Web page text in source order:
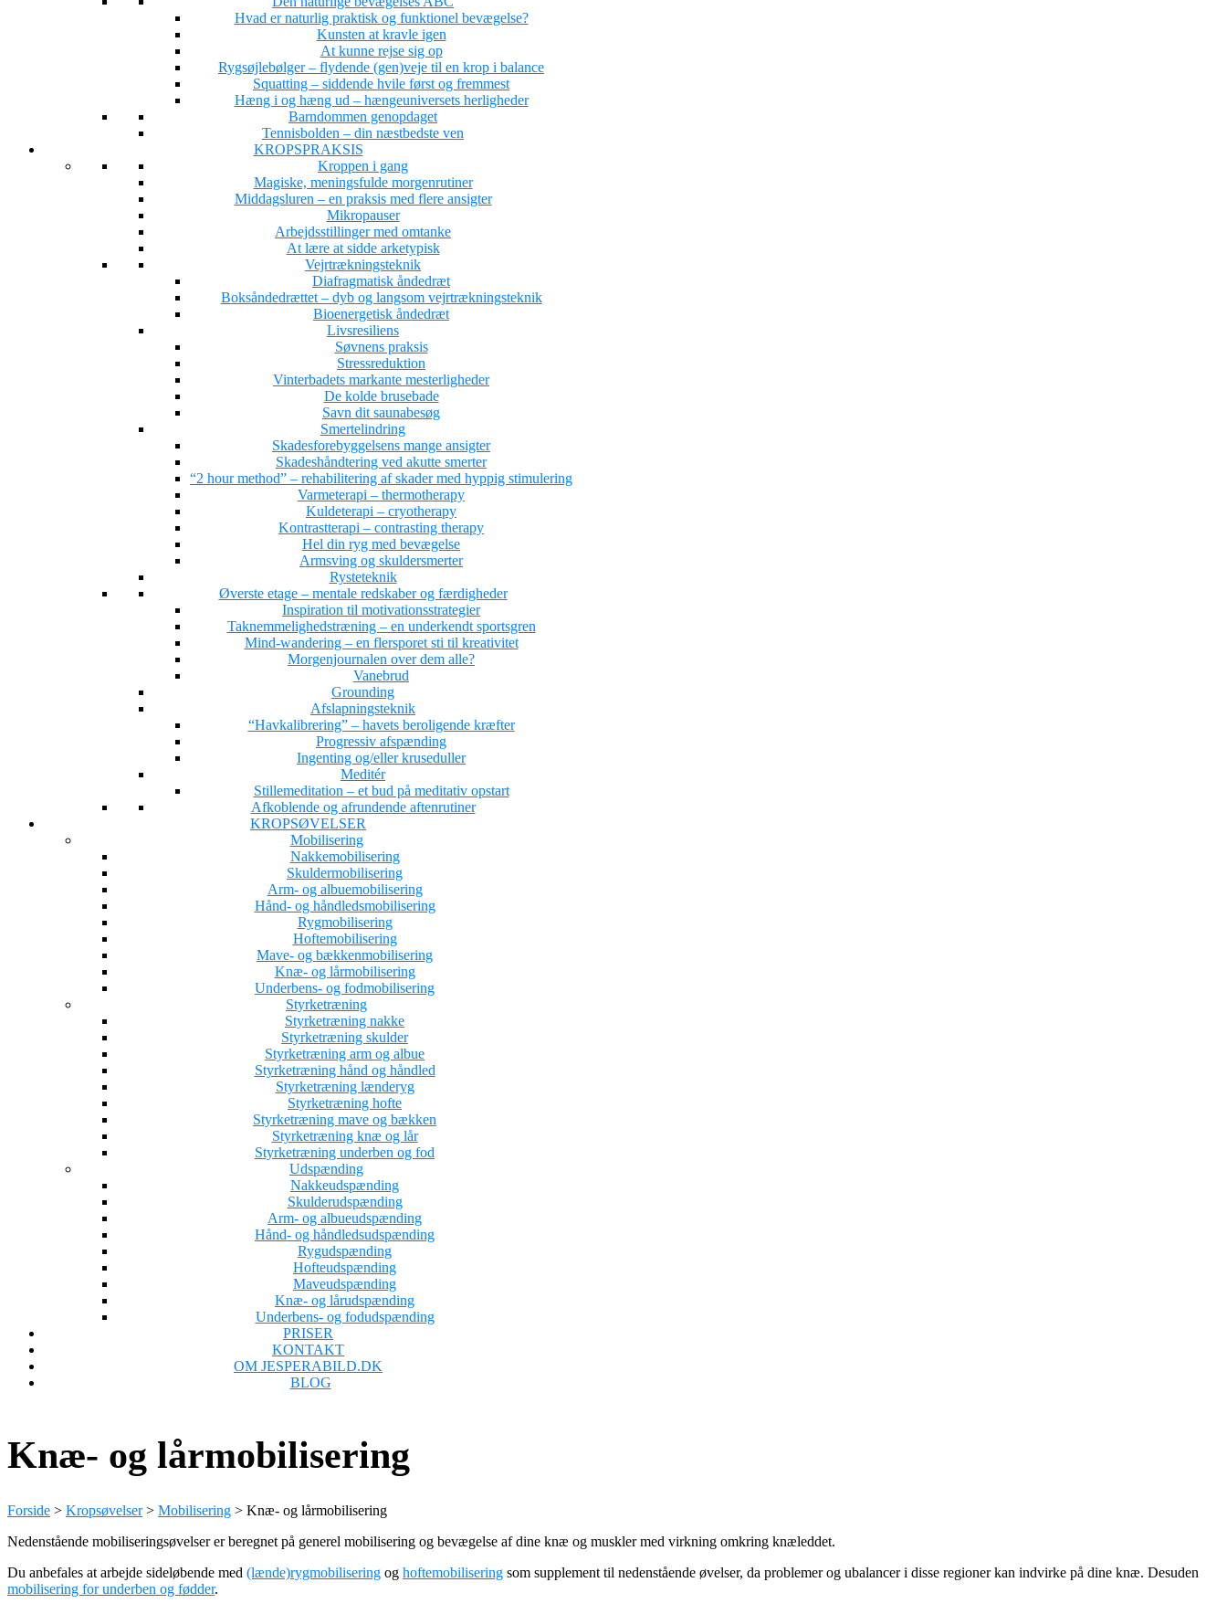
Hvad er naturlig praktisk og funktionel bevægelse?
Kunsten at kravle igen
At kunne rejse sig op
Rygsøjlebølger – flydende (gen)veje til en krop i balance
Squatting – siddende hvile først og fremmest
Hæng i og hæng ud – hængeuniversets herligheder
Barndommen genopdaget
Tennisbolden – din næstbedste ven
KROPSPRAKSIS
Kroppen i gang
Magiske, meningsfulde morgenrutiner
Middagsluren – en praksis med flere ansigter
Mikropauser
Arbejdsstillinger med omtanke
At lære at sidde arketypisk
Vejrtrækningsteknik
Diafragmatisk åndedræt
Boksåndedrættet – dyb og langsom vejrtrækningsteknik
Bioenergetisk åndedræt
Livsresiliens
Søvnens praksis
Stressreduktion
Vinterbadets markante mesterligheder
De kolde brusebade
Savn dit saunabesøg
Smertelindring
Skadesforebyggelsens mange ansigter
Skadeshåndtering ved akutte smerter
“2 hour method” – rehabilitering af skader med hyppig stimulering
Varmeterapi – thermotherapy
Kuldeterapi – cryotherapy
Kontrastterapi – contrasting therapy
Hel din ryg med bevægelse
Armsving og skuldersmerter
Rysteteknik
Øverste etage – mentale redskaber og færdigheder
Inspiration til motivationsstrategier
Taknemmelighedstræning – en underkendt sportsgren
Mind-wandering – en flersporet sti til kreativitet
Morgenjournalen over dem alle?
Vanebrud
Grounding
Afslapningsteknik
“Havkalibrering” – havets beroligende kræfter
Progressiv afspænding
Ingenting og/eller kruseduller
Meditér
Stillemeditation – et bud på meditativ opstart
Afkoblende og afrundende aftenrutiner
KROPSØVELSER
Mobilisering
Nakkemobilisering
Skuldermobilisering
Arm- og albuemobilisering
Hånd- og håndledsmobilisering
Rygmobilisering
Hoftemobilisering
Mave- og bækkenmobilisering
Knæ- og lårmobilisering
Underbens- og fodmobilisering
Styrketræning
Styrketræning nakke
Styrketræning skulder
Styrketræning arm og albue
Styrketræning hånd og håndled
Styrketræning lænderyg
Styrketræning hofte
Styrketræning mave og bækken
Styrketræning knæ og lår
Styrketræning underben og fod
Udspænding
Nakkeudspænding
Skulderudspænding
Arm- og albueudspænding
Hånd- og håndledsudspænding
Rygudspænding
Hofteudspænding
Maveudspænding
Knæ- og lårudspænding
Underbens- og fodudspænding
PRISER
KONTAKT
OM JESPERABILD.DK
BLOG
Knæ- og lårmobilisering
Forside > Kropsøvelser> Mobilisering > Knæ- og lårmobilisering
Nedenstående mobiliseringsøvelser er beregnet på generel mobilisering og bevægelse af dine knæ og muskler med virkning omkring knæleddet.
Du anbefales at arbejde sideløbende med (lænde)rygmobilisering og hoftemobilisering som supplement til nedenstående øvelser, da problemer og ubalancer i disse regioner kan indvirke på dine knæ. Desuden
mobilisering for underben og fødder.